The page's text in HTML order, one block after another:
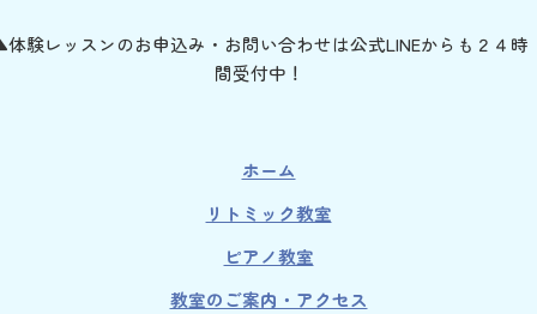
験レッスンのお申込み・お問い合わせは公式LINEからも２４時
間受付中！
ホーム
リトミック教室
ピアノ教室
教室のご案内・アクセス